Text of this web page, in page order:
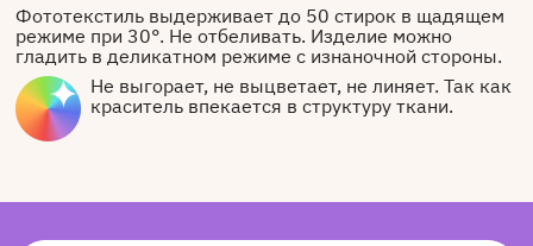
Фототекстиль выдерживает до 50 стирок в щадящем
режиме при 30°. Не отбеливать. Изделие можно
гладить в деликатном режиме с изнаночной стороны.
Не выгорает, не выцветает, не линяет. Так как
краситель впекается в структуру ткани.